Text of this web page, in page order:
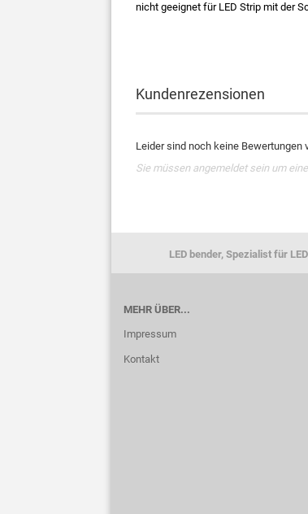
nicht geeignet für LED Strip mit der
Kundenrezensionen
Leider sind noch keine Bewertungen
Sie müssen angemeldet sein um
LED bender, Spezialist für
MEHR ÜBER...
Impressum
Kontakt